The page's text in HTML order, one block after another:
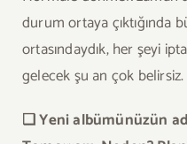
durum ortaya çıktığında
ortasındaydık, her şeyi
gelecek şu an çok belirsiz.
❏ Yeni albümünüzün